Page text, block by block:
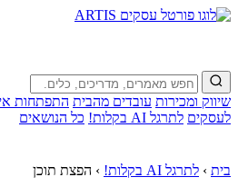
שיווק ומכירות עובדים מהבית התפתחות
לעסקים לתרגל AI בקלות! כל הנושאים
בית › לתרגל AI בקלות! › הפצת תוכן